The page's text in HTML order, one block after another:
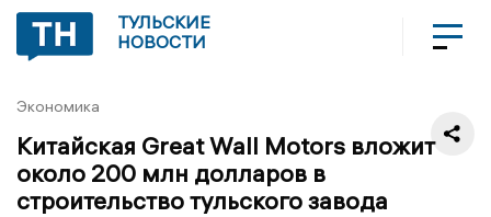
ТУЛЬСКИЕ
НОВОСТИ
Экономика
Китайская Great Wall Motors вложит
около 200 млн долларов в
строительство тульского завода